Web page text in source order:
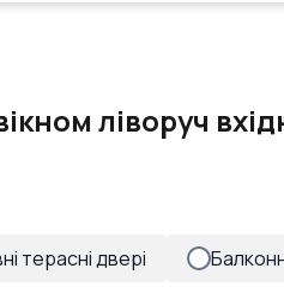
ліворуч
терасні двері